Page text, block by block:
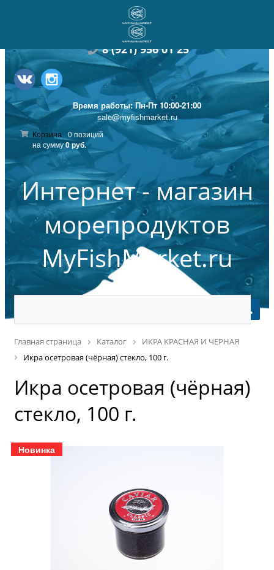
8(921) 956 01 25
Время работы: Пн-Пт 10:00-21:00
sale@myfishmarket.ru
Корзина
0 позиций
на сумму0 руб.
Интернет - магазин
морепродуктов
MyFishMarket.ru
Главная страница Каталог
ИКРА КРАСНАЯ И ЧЕРНАЯ
Икра осетровая (чёрная) стекло, 100 г.
Икра осетровая (чёрная)
стекло, 100 г.
Новинка